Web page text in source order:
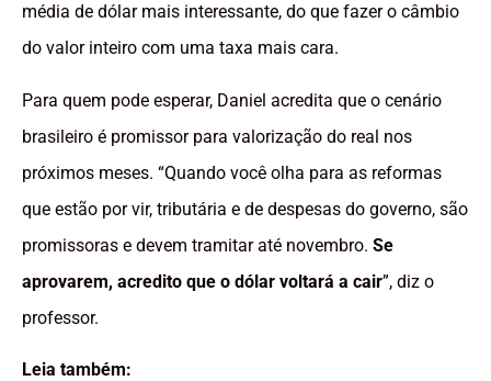
média de dólar mais interessante, do que fazer o câmbio
do valor inteiro com uma taxa mais cara.
Para quem pode esperar, Daniel acredita que o cenário
brasileiro é promissor para valorização do real nos
próximos meses. “Quando você olha para as reformas
que estão por vir, tributária e de despesas do governo, são
promissoras e devem tramitar até novembro. Se
aprovarem, acredito que o dólar voltará a cair”, diz o
professor.
Leia também: